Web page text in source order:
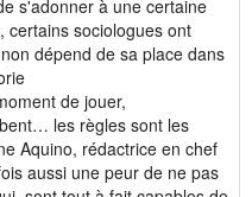
s'adonner à une certaine
certains sociologues ont
dépend de sa place dans
de jouer,
les règles sont les
Aquino, rédactrice en chef
aussi une peur de ne pas